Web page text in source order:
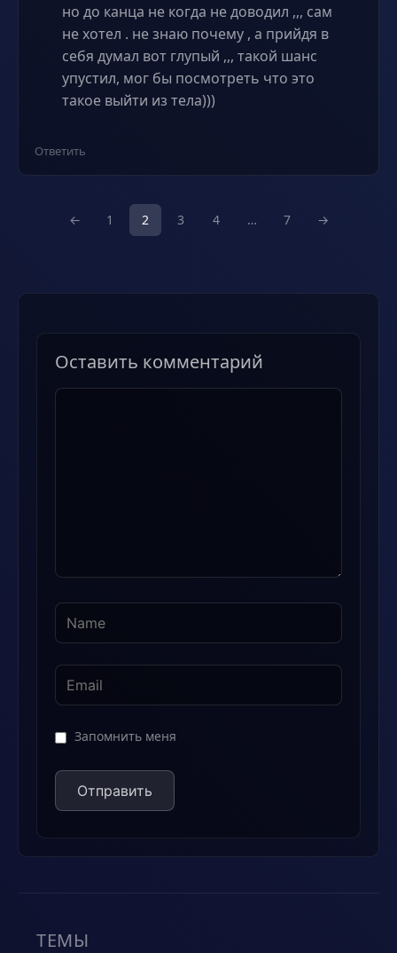
но до канца не когда не доводил ,,, сам
не хотел . не знаю почему , а прийдя в
себя думал вот глупый ,,, такой шанс
упустил, мог бы посмотреть что это
такое выйти из тела)))
Ответить
← 1 2 3 4 … 7 →
Оставить комментарий
Комментарий
Запомнить меня
ТЕМЫ